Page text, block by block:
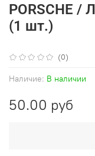
(0)
Наличие: В наличии
PORSCHE /
(1 шт.)
50.00 руб